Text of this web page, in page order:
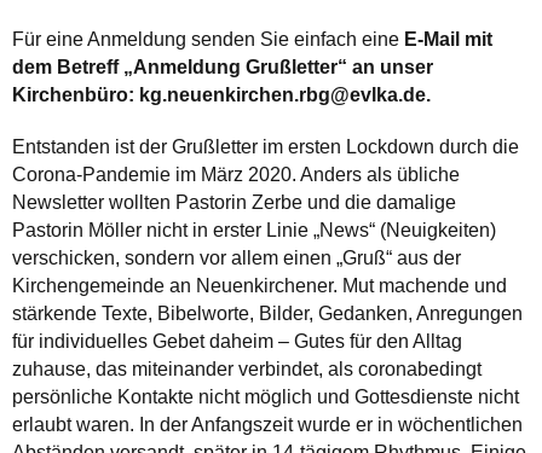
Für eine Anmeldung senden Sie einfach eine E-Mail mit
dem Betreff „Anmeldung Grußletter“ an unser
Kirchenbüro: kg.neuenkirchen.rbg@evlka.de.
Entstanden ist der Grußletter im ersten Lockdown durch die
Corona-Pandemie im März 2020. Anders als übliche
Newsletter wollten Pastorin Zerbe und die damalige
Pastorin Möller nicht in erster Linie „News“ (Neuigkeiten)
verschicken, sondern vor allem einen „Gruß“ aus der
Kirchengemeinde an Neuenkirchener. Mut machende und
stärkende Texte, Bibelworte, Bilder, Gedanken, Anregungen
für individuelles Gebet daheim – Gutes für den Alltag
zuhause, das miteinander verbindet, als coronabedingt
persönliche Kontakte nicht möglich und Gottesdienste nicht
erlaubt waren. In der Anfangszeit wurde er in wöchentlichen